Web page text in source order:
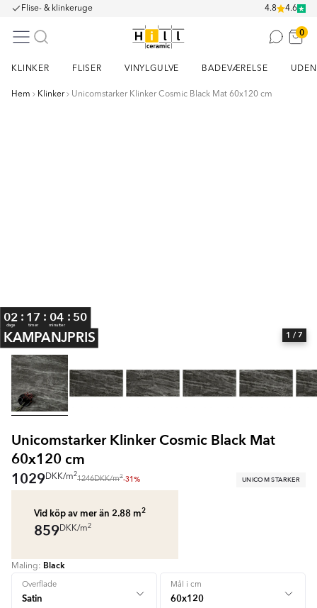
Flise- & klinkeruge 4.8 4.6
0
KLINKER FLISER VINYLGULVE BADEVÆRELSE
Hem Klinker Unicomstarker Klinker Cosmic Black Mat 60x120 cm
02
dage
: 17
timer
: 04
minutter
: 50
KAMPANJPRIS 1 / 7
Unicomstarker Klinker Cosmic Black Mat
60x120 cm
1029DKK/m2
1246DKK/m2-31% UNICOM STARKER
Vid köp av mer än 2.88 m2
859DKK/m2
Maling: Black
Overflade Mål i cm